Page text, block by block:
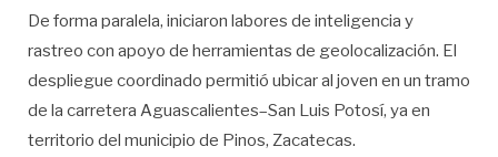
De forma paralela, iniciaron labores de inteligencia y
rastreo con apoyo de herramientas de geolocalización. El
despliegue coordinado permitió ubicar al joven en un tramo
de la carretera Aguascalientes–San Luis Potosí, ya en
territorio del municipio de Pinos, Zacatecas.